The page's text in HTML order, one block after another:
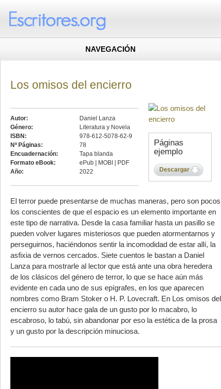
NAVEGACIÓN
Páginas
ejemplo
Descargar
Los omisos del encierro
Autor:
Daniel Lanza
Género:
Literatura y Novela
ISBN:
978-612-5078-62-9
Nº Páginas:
78
Encuadernación:
Tapa blanda
Formato eBook:
ePub | MOBI | PDF
Año:
2022
El terror puede presentarse de muchas maneras, pero son pocos
los conscientes de que el espacio es un elemento importante en
este tipo de narrativa. Desde la casa familiar hasta un pasillo se
pueden volver lugares misteriosos que pueden atormentarnos y
perseguirnos, haciéndonos sentir la incomodidad de estar allí, la
asfixia de vernos cercados. Siete cuentos le bastan a Daniel
Lanza para mostrarle al lector que está ante una obra heredera
de los clásicos del género de terror, lo que se hace aún más
evidente en cada uno de sus epígrafes, en los que aparecen
nombres como Bram Stoker o H. P. Lovecraft. En Los omisos del
encierro su autor hace gala de un gusto por lo macabro, lo
escabroso, lo tabú, sin abandonar por eso la estética de la prosa
y un gusto por la descripción minuciosa.